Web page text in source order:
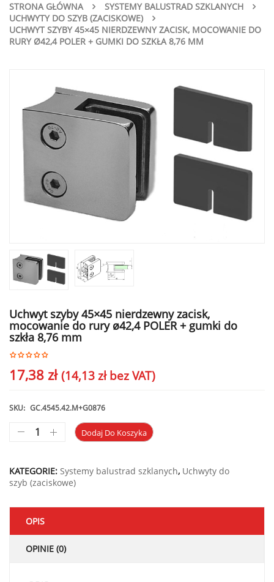
STRONA GŁÓWNA
SYSTEMY BALUSTRAD SZKLANYCH
UCHWYTY DO SZYB (ZACISKOWE)
UCHWYT SZYBY 45×45 NIERDZEWNY ZACISK, MOCOWANIE DO
RURY Ø42,4 POLER + GUMKI DO SZKŁA 8,76 MM
Uchwyt szyby 45×45 nierdzewny zacisk,
mocowanie do rury ø42,4 POLER + gumki do
szkła 8,76 mm
17,38 zł (14,13 złbez VAT)
SKU: GC.4545.42.M+G0876
Dodaj Do Koszyka
KATEGORIE: Systemy balustrad szklanych, Uchwyty do
szyb (zaciskowe)
OPIS
OPINIE (0)